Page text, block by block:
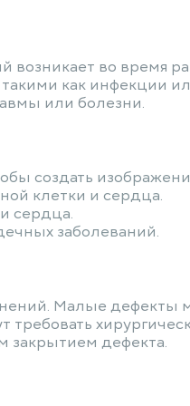
во время
как инфекции
или болезни.
создать
клетки и сердца.
сердца.
заболеваний.
Малые дефекты
закрытием дефекта.